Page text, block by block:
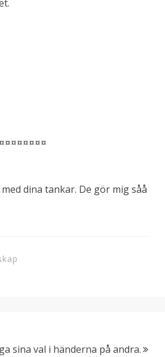
dina tankar. De gör mig såå
sina val i händerna på andra.